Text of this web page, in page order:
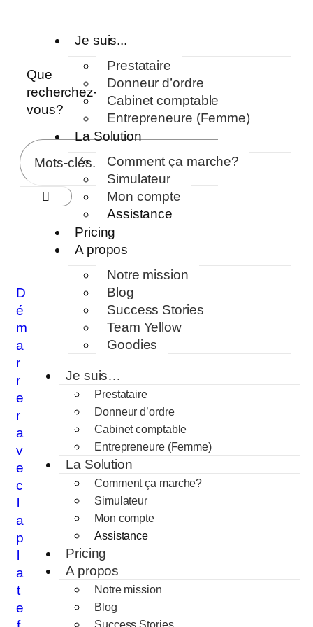
Je suis...
Prestataire
Donneur d’ordre
Cabinet comptable
Entrepreneure (Femme)
La Solution
Comment ça marche?
Simulateur
Mon compte
Assistance
Pricing
A propos
Notre mission
Blog
Success Stories
Team Yellow
Goodies
Je suis…
Prestataire
Donneur d’ordre
Cabinet comptable
Entrepreneure (Femme)
La Solution
Comment ça marche?
Simulateur
Mon compte
Assistance
Pricing
A propos
Notre mission
Blog
Success Stories
Que
recherchez-
vous?
D
é
m
a
r
r
e
r
a
v
e
c
a
p
a
t
e